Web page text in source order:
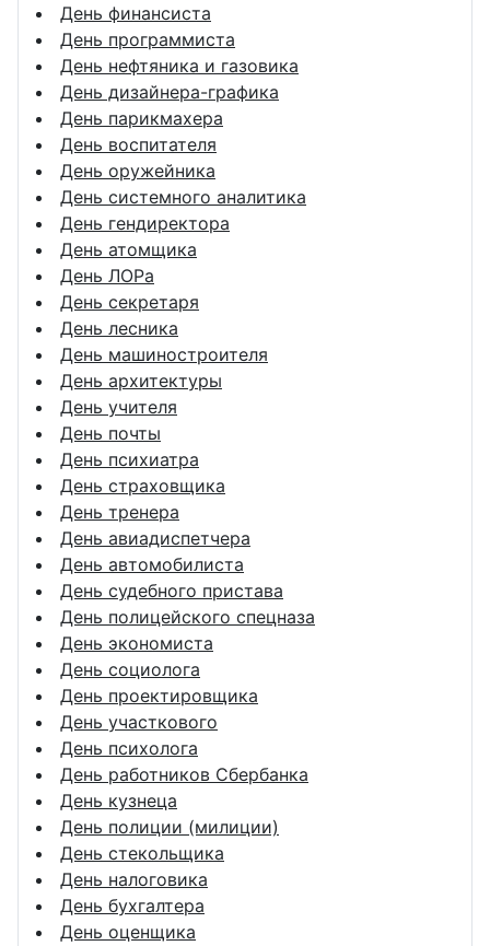
День финансиста
День программиста
День нефтяника и газовика
День дизайнера-графика
День парикмахера
День воспитателя
День оружейника
День системного аналитика
День гендиректора
День атомщика
День ЛОРа
День секретаря
День лесника
День машиностроителя
День архитектуры
День учителя
День почты
День психиатра
День страховщика
День тренера
День авиадиспетчера
День автомобилиста
День судебного пристава
День полицейского спецназа
День экономиста
День социолога
День проектировщика
День участкового
День психолога
День работников Сбербанка
День кузнеца
День полиции (милиции)
День стекольщика
День налоговика
День бухгалтера
День оценщика